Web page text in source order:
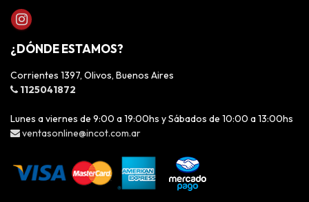
¿DÓNDE ESTAMOS?
Corrientes 1397, Olivos, Buenos Aires
1125041872
Lunes a viernes de 9:00 a 19:00hs y Sábados de 10:00 a 13:00hs
ventasonline@incot.com.ar